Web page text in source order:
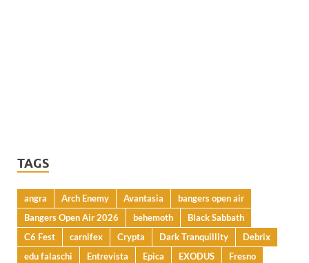
TAGS
angra Arch Enemy Avantasia
bangers open air
Bangers Open Air 2026
behemoth
Black Sabbath
C6 Fest
carnifex Crypta Dark Tranquillity
Debrix
edu falaschi
Entrevista Epica EXODUS
Fresno